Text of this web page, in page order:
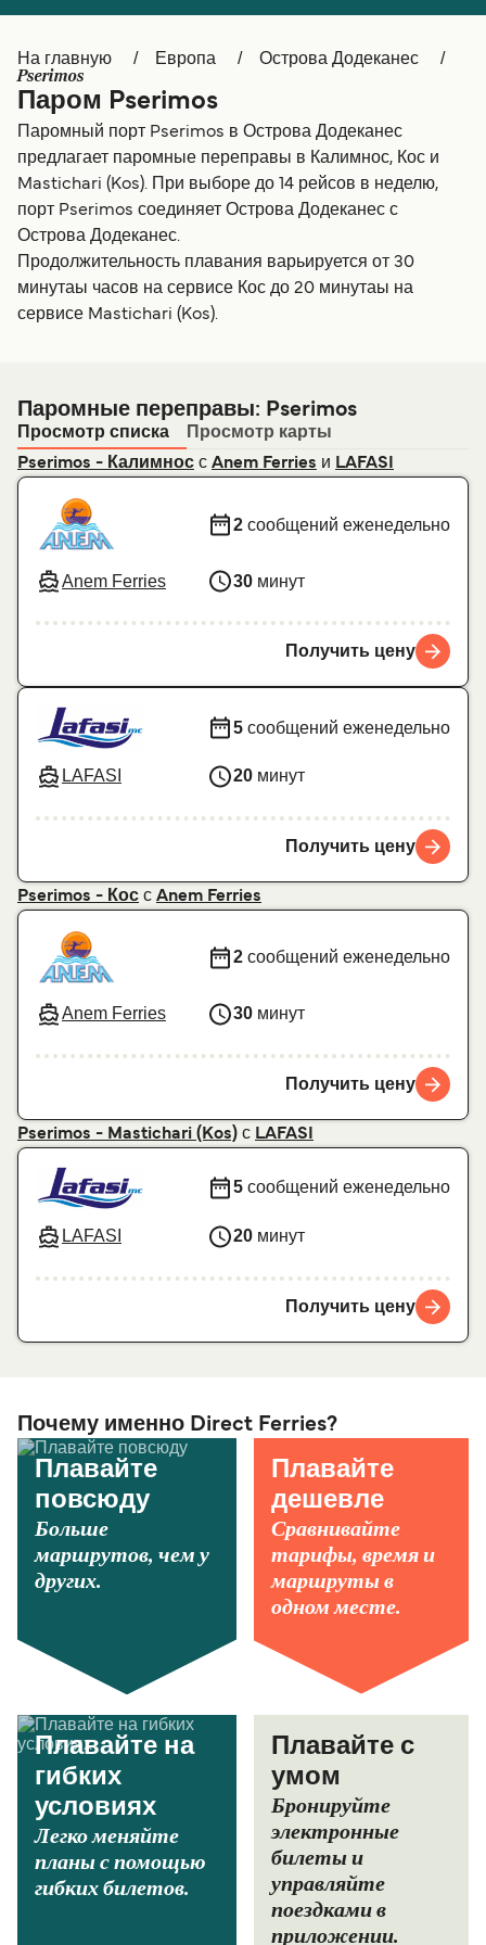
Ελλάδα Belgique (FR)
Polska
Schweiz (DE) Norge
Україна Indonesia
المغرب
На главную Европа Острова Додеканес
Pserimos
Паром Pserimos
Паромный порт Pserimos в Острова Додеканес
предлагает паромные переправы в Калимнос, Кос и
Mastichari (Kos). При выборе до 14 рейсов в неделю,
порт Pserimos соединяет Острова Додеканес с
Острова Додеканес.
Продолжительность плавания варьируется от 30
минутаы часов на сервисе Кос до 20 минутаы на
сервисе Mastichari (Kos).
Паромные переправы: Pserimos
Просмотр списка
Просмотр карты
Pserimos - Калимнос с Anem Ferries и LAFASI
Anem Ferries
2 сообщений еженедельно
30 минут
Получить цену
LAFASI
5 сообщений еженедельно
20 минут
Получить цену
Pserimos - Кос с Anem Ferries
Anem Ferries
2 сообщений еженедельно
30 минут
Получить цену
Pserimos - Mastichari (Kos) с LAFASI
LAFASI
5 сообщений еженедельно
20 минут
Получить цену
Почему именно Direct Ferries?
Плавайте
повсюду
Больше
маршрутов, чем у
других.
Плавайте
дешевле
Сравнивайте
тарифы, время и
маршруты в
одном месте.
Плавайте на
гибких
условиях
Легко меняйте
планы с помощью
гибких билетов.
Плавайте с
умом
Бронируйте
электронные
билеты и
управляйте
поездками в
приложении.